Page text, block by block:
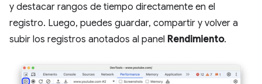
y destacar rangos de tiempo directamente en el
registro. Luego, puedes guardar, compartir y volver a
subir los registros anotados al panel Rendimiento.